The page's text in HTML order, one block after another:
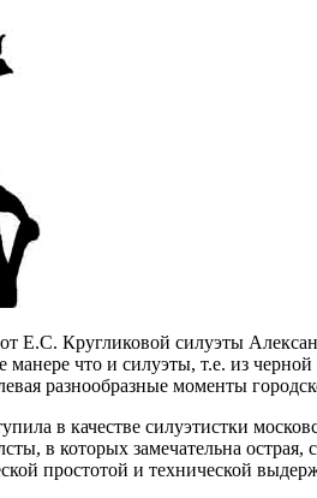
Е.С. Кругликовой силуэты
что и силуэты, т.е. из
разнообразные моменты
в качестве силуэтистки
в которых замечательна
простотой и технической